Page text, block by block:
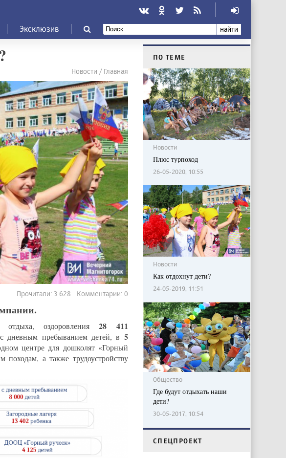
Эксклюзив найти
Новости / Главная
Прочитали: 3 628 Комментарии: 0
отдыха, оздоровления28 411
дневным пребыванием детей, в 5
центре для дошколят «Горный
походам, а также трудоустройству
ПО ТЕМЕ
Новости
Плюс турпоход
26-05-2020, 10:55
Новости
Как отдохнут дети?
24-05-2019, 11:51
Общество
Где будут отдыхать наши
дети?
30-05-2017, 10:54
CПЕЦПРОЕКТ